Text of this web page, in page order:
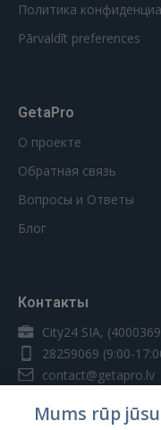
Политика
Pārvaldīt preferences
GetaPro
О проекте
Обратная связь
Вопросы и Ответы
Блог
Контакты
City24 SIA,
28259069 (9:00-
contact@getapro.lv
Mums rūp